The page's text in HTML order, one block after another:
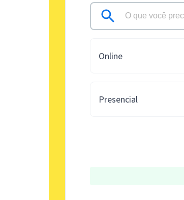
Online
Presencial